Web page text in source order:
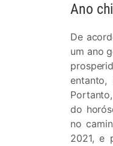
Ano
De
um ano
do
no
2021, e